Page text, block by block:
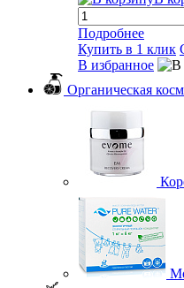
Подробнее
Купить в 1 клик
В избранное
Органическая